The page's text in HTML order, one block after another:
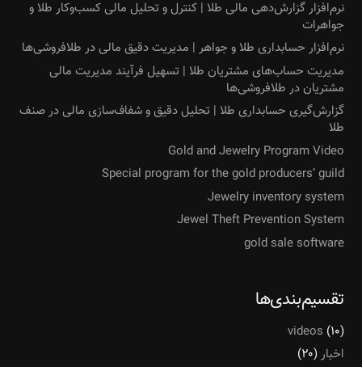
نرم‌افزار گزارش‌دهی مالی طلا | کنترل و تحلیل مالی کسب‌وکار طلا و
جواهرات
نرم‌افزار حسابداری طلا و جواهر | مدیریت دقیق مالی در طلافروشی‌ها
مدیریت حساب‌های مشتریان طلا | تسهیل فرآیند مدیریت مالی
مشتریان در طلافروشی‌ها
گزارش‌گیری حسابداری طلا | تحلیل دقیق و شفاف‌سازی مالی در صنف
طلا
Gold and Jewelry Program Video
Special program for the gold producers’ guild
Jewelry inventory system
Jewel Theft Prevention System
gold sale software
تقسیم‌بندی‌ها
videos (۱۰)
اخبار(۲۰)